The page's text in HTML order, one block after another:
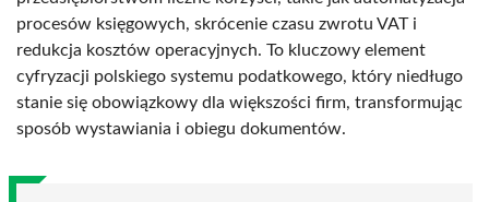
procesów księgowych, skrócenie czasu zwrotu VAT i
redukcja kosztów operacyjnych. To kluczowy element
cyfryzacji polskiego systemu podatkowego, który niedługo
stanie się obowiązkowy dla większości firm, transformując
sposób wystawiania i obiegu dokumentów.